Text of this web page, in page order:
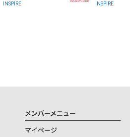
INSPIRE
INSPIRE
メンバーメニュー
マイページ